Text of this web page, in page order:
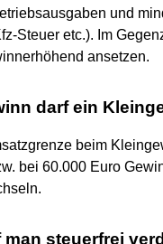
und
Steuer etc.). Im
ansetzen.
darf ein
beim
bei 60.000 Euro
man steuerfrei